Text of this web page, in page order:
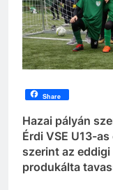
Share
Hazai pályán
Érdi VSE U13-
szerint az
produkálta